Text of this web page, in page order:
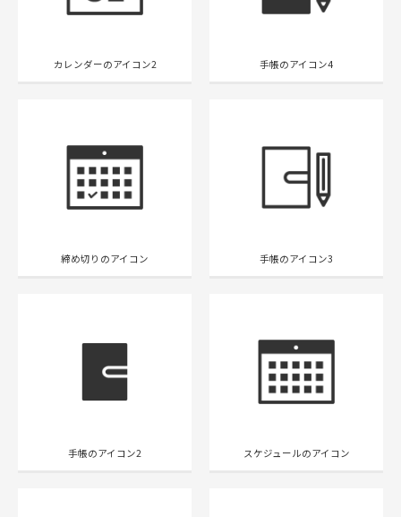
カレンダーのアイコン2 手帳のアイコン4
締め切りのアイコン 手帳のアイコン3
手帳のアイコン2 スケジュールのアイコン